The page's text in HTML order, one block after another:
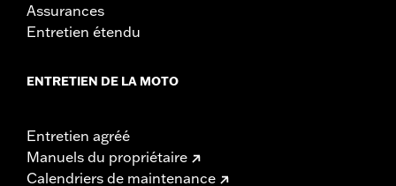
Assurances
Entretien étendu
ENTRETIEN DE LA MOTO
Entretien agréé
Manuels du propriétaire
Calendriers de maintenance